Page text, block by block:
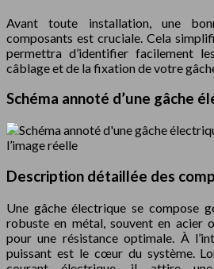
Avant toute installation, une
composants est cruciale. Cela
permettra d’identifier facilement
câblage et de la fixation de votre
Schéma annoté d’une gâche
l’image réelle
Description détaillée des
Une gâche électrique se compose
robuste en métal, souvent en acier
pour une résistance optimale. À
puissant est le cœur du système.